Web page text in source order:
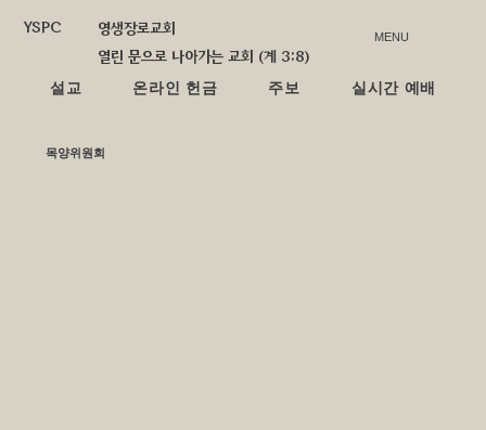
영생장로교회
설교 온라인 헌금 주보 실시간 예배
MENU
YSPC
열린 문으로 나아가는 교회 (계 3:8)
​목양위원회